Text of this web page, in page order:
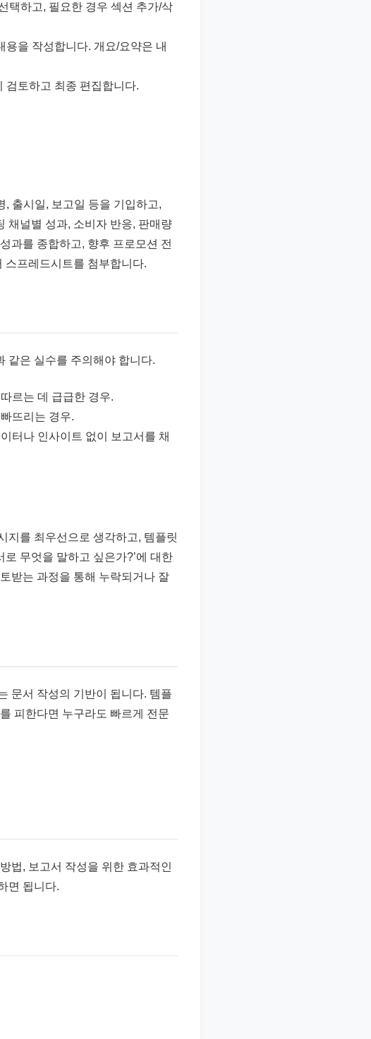
택하고, 필요한 경우 섹션 추가/삭
을 작성합니다. 개요/요약은 내
검토하고 최종 편집합니다.
, 출시일, 보고일 등을 기입하고,
채널별 성과, 소비자 반응, 판매량
과를 종합하고, 향후 프로모션 전
스프레드시트를 첨부합니다.
같은 실수를 주의해야 합니다.
르는 데 급급한 경우.
뜨리는 경우.
터나 인사이트 없이 보고서를 채
지를 최우선으로 생각하고, 템플릿
무엇을 말하고 싶은가?’에 대한
받는 과정을 통해 누락되거나 잘
문서 작성의 기반이 됩니다. 템플
피한다면 누구라도 빠르게 전문
법, 보고서 작성을 위한 효과적인
면 됩니다.